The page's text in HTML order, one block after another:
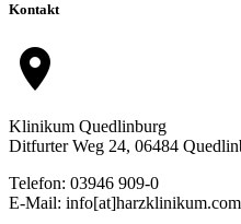
Kontakt
location_on
Klinikum Quedlinburg
Ditfurter Weg 24, 06484
Telefon: 03946 909-0
E-Mail: info[at]harzklinikum.com